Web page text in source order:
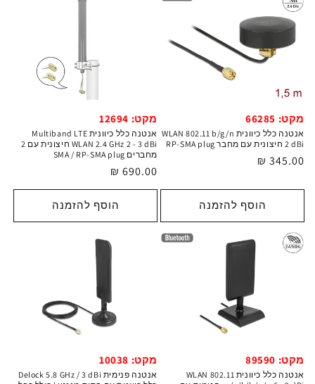
מקט: 66285
אנטנה כלל כיוונית WLAN 802.11 b/g/n
2 dBi חיצונית עם מחבר RP-SMA plug
מחיר
345.00 ₪
הוסף להזמנה
מקט: 12694
אנטנה כלל כיוונית Multiband LTE
WLAN 2.4 GHz 2 - 3 dBi חיצונית עם 2
מחברים SMA / RP-SMA plug
מחיר
רגיל
690.00 ₪
הוסף להזמנה
מקט: 89590
אנטנה כלל כיוונית WLAN 802.11
מקט: 10038
אנטנה פנימית Delock 5.8 GHz / 3 dBi